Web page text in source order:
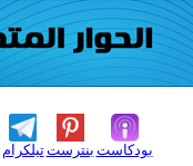
تيلكرامبنترست بودكاست